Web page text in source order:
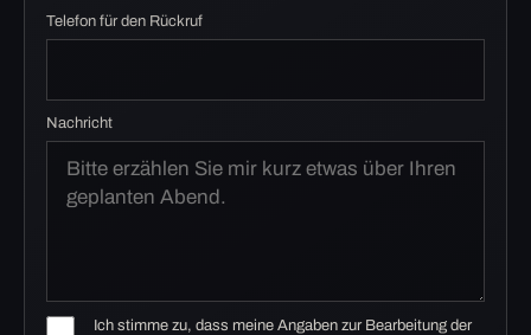
Telefon für den Rückruf
Nachricht
Ich stimme zu, dass meine Angaben zur Bearbeitung der